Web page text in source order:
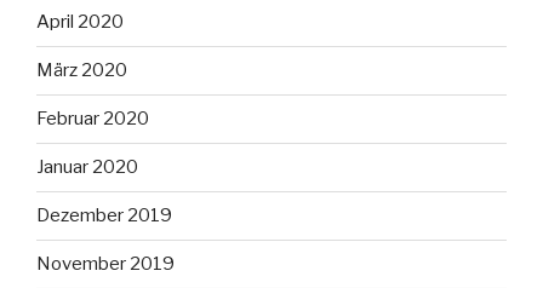
April 2020
März 2020
Februar 2020
Januar 2020
Dezember 2019
November 2019